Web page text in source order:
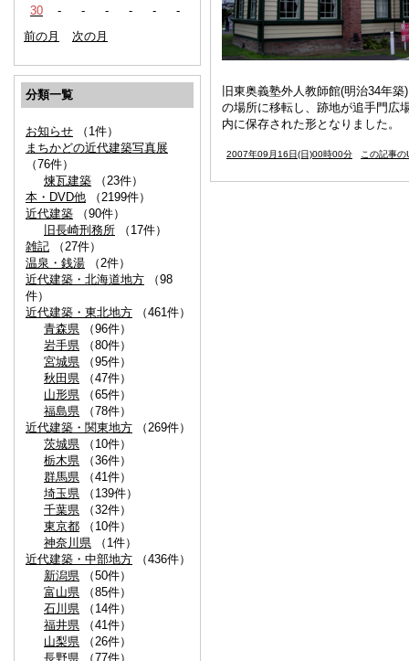
30
- - - - -
-
前の月
次の月
分類一覧
お知らせ （1件）
まちかどの近代建築写真展
（76件）
煉瓦建築 （23件）
本・DVD他 （2199件）
近代建築 （90件）
旧長崎刑務所 （17件）
雑記 （27件）
温泉・銭湯 （2件）
近代建築・北海道地方 （98
件）
近代建築・東北地方 （461件）
青森県 （96件）
岩手県 （80件）
宮城県 （95件）
秋田県 （47件）
山形県 （65件）
福島県 （78件）
近代建築・関東地方 （269件）
茨城県 （10件）
栃木県 （36件）
群馬県 （41件）
埼玉県 （139件）
千葉県 （32件）
東京都 （10件）
神奈川県 （1件）
近代建築・中部地方 （436件）
新潟県 （50件）
富山県 （85件）
石川県 （14件）
福井県 （41件）
山梨県 （26件）
長野県 （77件）
旧東奥義塾外人教師館(明治34年
の場所に移転し、跡地が追手門広
内に保存された形となりました。
2007年09月16日(日)00時00分 この記事の